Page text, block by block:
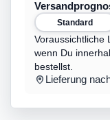
Standard
Voraussichtliche
wenn Du
bestellst.
Lieferung